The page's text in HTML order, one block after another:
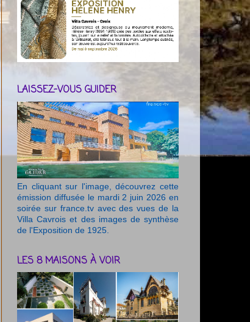
LAISSEZ-VOUS GUIDER
En cliquant sur l'image, découvrez cette
émission diffusée le mardi 2 juin 2026 en
soirée sur france.tv avec des vues de la
Villa Cavrois et des images de synthèse
de l'Exposition de 1925.
LES 8 MAISONS À VOIR